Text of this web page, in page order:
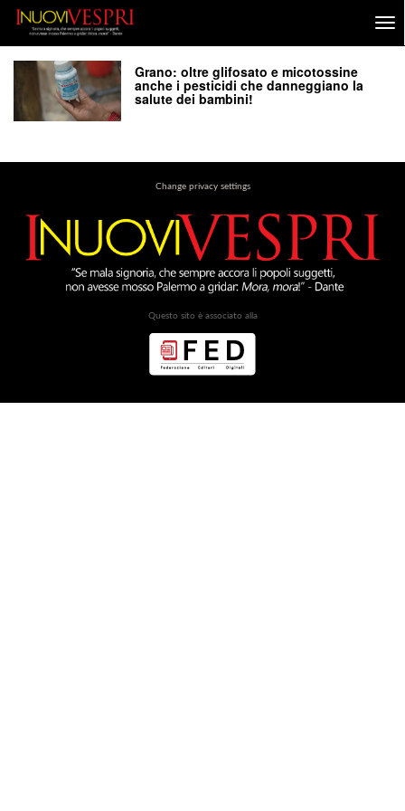
Grano: oltre glifosato e micotossine
anche i pesticidi che danneggiano la
salute dei bambini!
Change privacy settings
Questo sito è associato alla